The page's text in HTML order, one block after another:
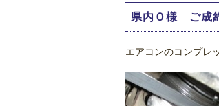
県内Ｏ様 ご成
エアコンのコンプレ